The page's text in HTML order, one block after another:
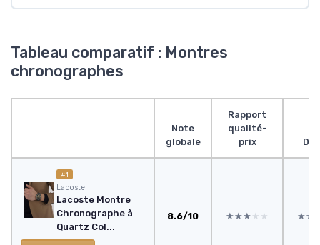
Tableau comparatif : Montres
chronographes
Note
globale
Rapport
qualité-
prix
#1
Lacoste
Lacoste Montre
Chronographe à
Quartz Col...
8.6/10 ★★★★★
★★★★★